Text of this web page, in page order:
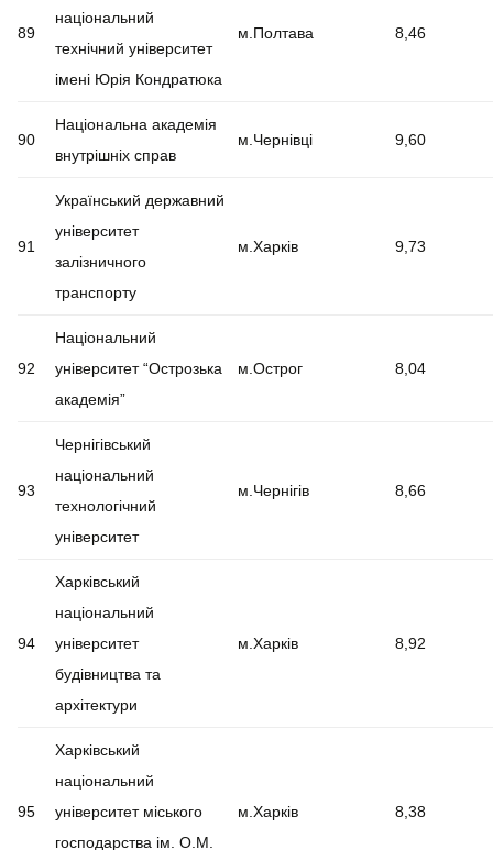
89
національний
технічний університет
імені Юрія Кондратюка
м.Полтава 8,46
90
Національна академія
внутрішніх справ
м.Чернівці 9,60
91
Український державний
університет
залізничного
транспорту
м.Харків 9,73
92
Національний
університет “Острозька
академія”
м.Острог 8,04
93
Чернігівський
національний
технологічний
університет
м.Чернігів 8,66
94
Харківський
національний
університет
будівництва та
архітектури
м.Харків 8,92
95
Харківський
національний
університет міського
господарства ім. О.М.
м.Харків 8,38